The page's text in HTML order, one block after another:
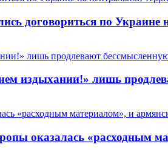
договориться по Украине
издыхании!» лишь
оказалась «расходным